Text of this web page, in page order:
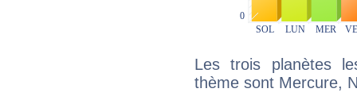
Les trois planètes
thème sont Mercure,